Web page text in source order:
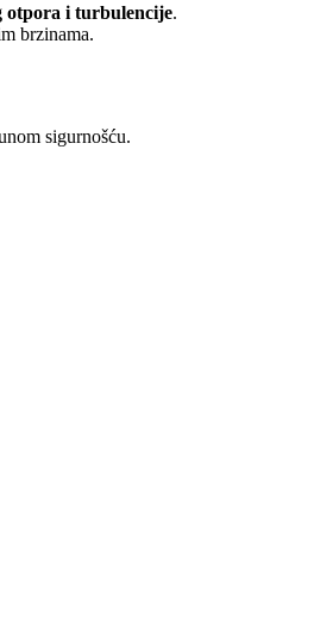
otpora i turbulencije.
brzinama.
sigurnošću.